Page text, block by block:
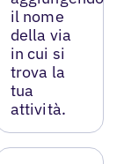
il nome
della via
in cui si
trova la
tua
attività.